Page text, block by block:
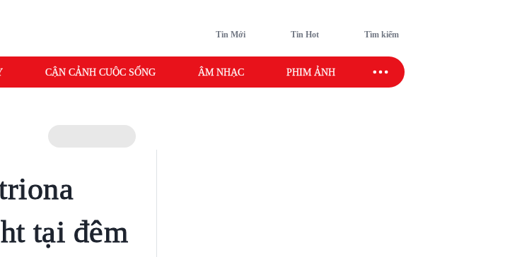
Tin Mới Tin Hot Tìm kiếm
CẬN CẢNH CUỘC SỐNG ÂM NHẠC PHIM ẢNH SAO SPORT
tại đêm